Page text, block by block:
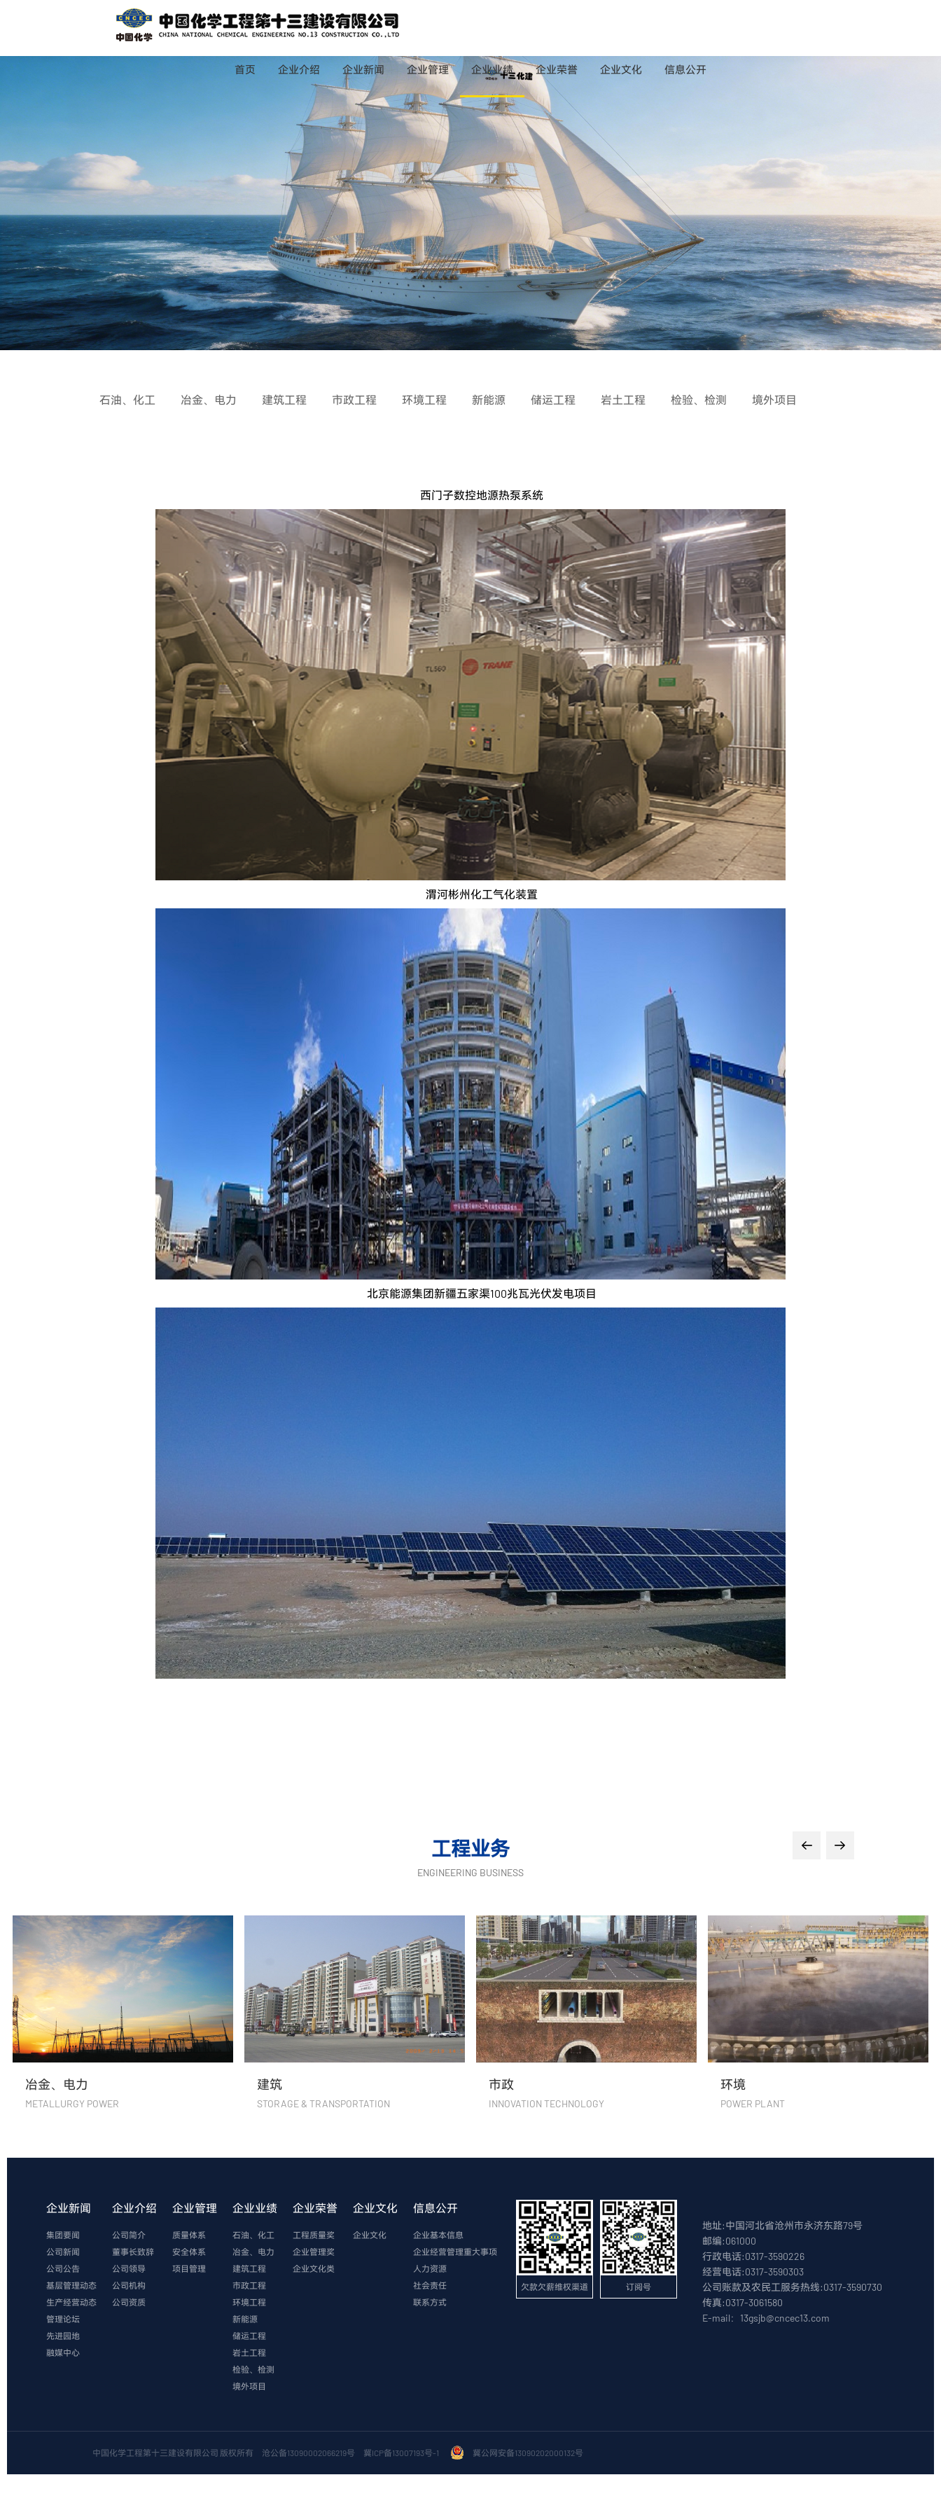
首页 企业介绍 企业新闻 企业管理 企业业绩 企业荣誉 企业文化 信息公开
石油、化工 冶金、电力 建筑工程 市政工程 环境工程 新能源 储运工程 岩土工程 检验、检测 境外项目
西门子数控地源热泵系统
渭河彬州化工气化装置
北京能源集团新疆五家渠100兆瓦光伏发电项目
工程业务
ENGINEERING BUSINESS
冶金、电力
METALLURGY POWER
建筑
STORAGE & TRANSPORTATION
市政
INNOVATION TECHNOLOGY
环境
POWER PLANT
企业新闻
集团要闻
公司新闻
公司公告
基层管理动态
生产经营动态
管理论坛
先进园地
融媒中心
企业介绍
公司简介
董事长致辞
公司领导
公司机构
公司资质
企业管理
质量体系
安全体系
项目管理
企业业绩
石油、化工
冶金、电力
建筑工程
市政工程
环境工程
新能源
储运工程
岩土工程
检验、检测
境外项目
企业荣誉
工程质量奖
企业管理奖
企业文化类
企业文化
企业文化
信息公开
企业基本信息
企业经营管理重大事项
人力资源
社会责任
联系方式
欠款欠薪维权渠道 订阅号
地址:中国河北省沧州市永济东路79号
邮编:061000
行政电话:0317-3590226
经营电话:0317-3590303
公司账款及农民工服务热线:0317-3590730
传真:0317-3061580
E-mail：13gsjb@cncec13.com
中国化学工程第十三建设有限公司 版权所有 沧公备13090002066219号 冀ICP备13007193号-1 冀公网安备13090202000132号